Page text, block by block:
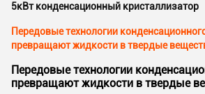
5кВт конденсационный кристаллизатор
Передовые технологии
превращают жидкости в твердые
Передовые технологии
превращают жидкости в твердые